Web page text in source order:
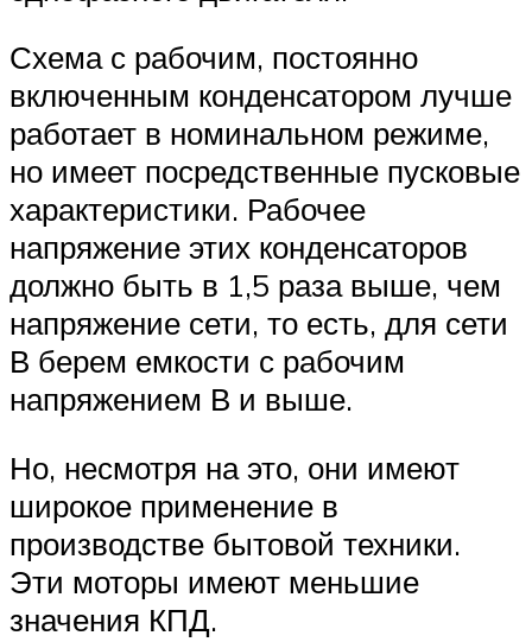
Схема с рабочим, постоянно
включенным конденсатором лучше
работает в номинальном режиме,
но имеет посредственные пусковые
характеристики. Рабочее
напряжение этих конденсаторов
должно быть в 1,5 раза выше, чем
напряжение сети, то есть, для сети
В берем емкости с рабочим
напряжением В и выше.
Но, несмотря на это, они имеют
широкое применение в
производстве бытовой техники.
Эти моторы имеют меньшие
значения КПД.